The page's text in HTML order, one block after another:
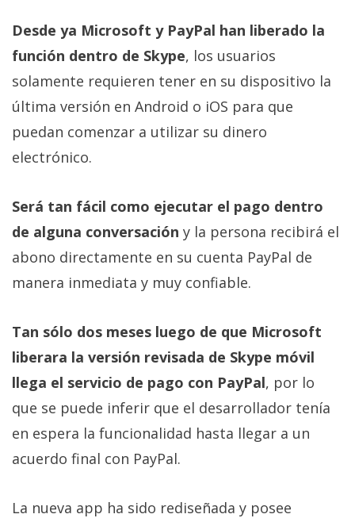
Informático
(CC) 2006-
2026.Algunos
derechos
Desde ya Microsoft y PayPal han liberado la
función dentro de Skype, los usuarios
solamente requieren tener en su dispositivo la
última versión en Android o iOS para que
puedan comenzar a utilizar su dinero
electrónico.
Será tan fácil como ejecutar el pago dentro
de alguna conversación y la persona recibirá el
abono directamente en su cuenta PayPal de
manera inmediata y muy confiable.
Tan sólo dos meses luego de que Microsoft
liberara la versión revisada de Skype móvil
llega el servicio de pago con PayPal, por lo
que se puede inferir que el desarrollador tenía
en espera la funcionalidad hasta llegar a un
acuerdo final con PayPal.
La nueva app ha sido rediseñada y posee